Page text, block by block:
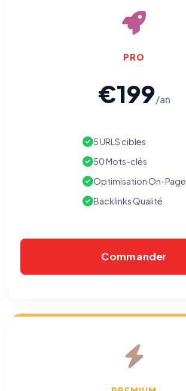
PRO
€199/an
5 URLS cibles
50 Mots-clés
Optimisation On-Page
Backlinks Qualité
Commander